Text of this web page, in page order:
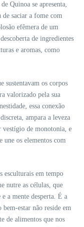
Quinoa se apresenta,
de saciar a fome com
efêmera de um
de ingredientes
e aromas, como
sustentavam os corpos
valorizado pela sua
essa conexão
ampara a leveza
vestígio de monotonia, e
une os elementos com
esculturais em tempo
nutre as células, que
a mente desperta. É a
bem-estar não reside em
de alimentos que nos